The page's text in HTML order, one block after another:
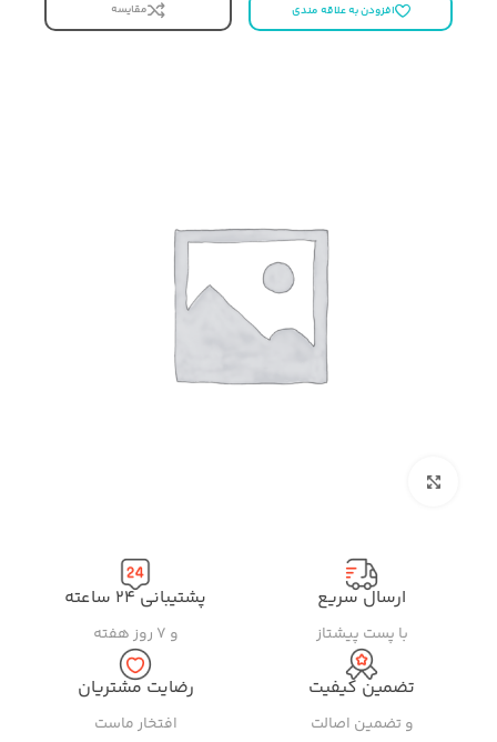
افزودن به علاقه مندی مقایسه
ارسال سریع
با پست پیشتاز
پشتیبانی ۲۴ ساعته
و ۷ روز هفته
تضمین کیفیت
و تضمین اصالت
رضایت مشتریان
افتخار ماست